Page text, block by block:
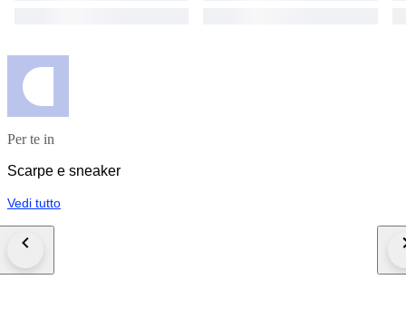
Per te in
Scarpe e sneaker
Vedi tutto